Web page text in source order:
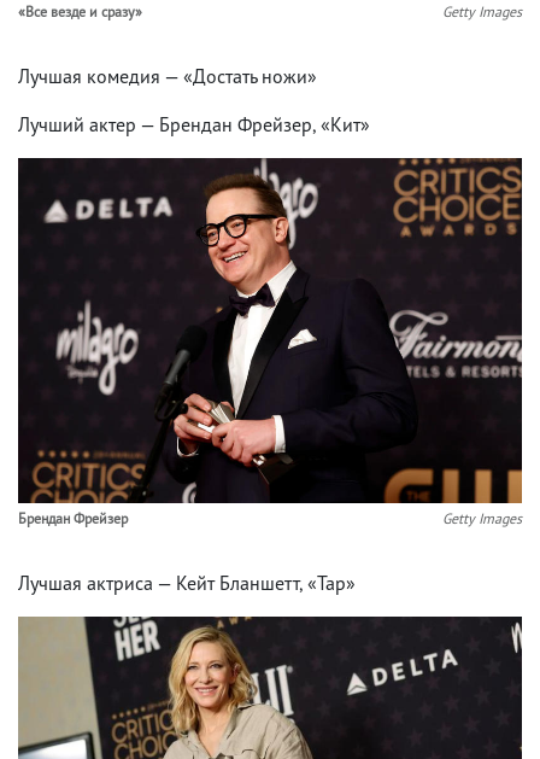
«Все везде и сразу» Getty Images
Лучшая комедия — «Достать ножи»
Лучший актер — Брендан Фрейзер, «Кит»
Брендан Фрейзер Getty Images
Лучшая актриса — Кейт Бланшетт, «Тар»